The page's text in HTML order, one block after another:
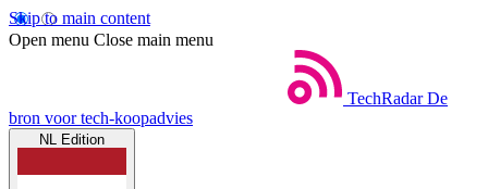
Skip to main content
Open menu Close main menu
TechRadar De
bron voor tech-koopadvies
NL Edition